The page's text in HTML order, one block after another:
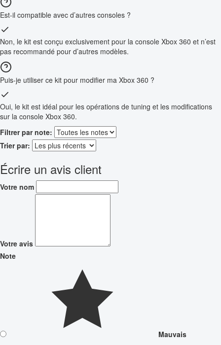
Est-il compatible avec d’autres consoles ?
Non, le kit est conçu exclusivement pour la console Xbox 360 et n’est
pas recommandé pour d’autres modèles.
Puis-je utiliser ce kit pour modifier ma Xbox 360 ?
Oui, le kit est idéal pour les opérations de tuning et les modifications
sur la console Xbox 360.
Filtrer par note:
Trier par:
Écrire un avis client
Votre nom
Votre avis
Note
Mauvais